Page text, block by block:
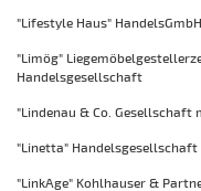
"Lifestyle Haus" HandelsGmbH
"Limög"
Handelsgesellschaft
"Lindenau & Co. Gesellschaft
"Linetta" Handelsgesellschaft
"LinkAge" Kohlhauser &